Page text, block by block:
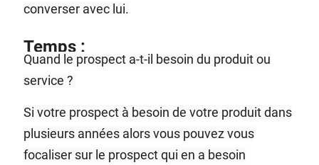
converser avec lui.
Temps :
Quand le prospect a-t-il besoin du produit ou
service ?
Si votre prospect à besoin de votre produit dans
plusieurs années alors vous pouvez vous
focaliser sur le prospect qui en a besoin